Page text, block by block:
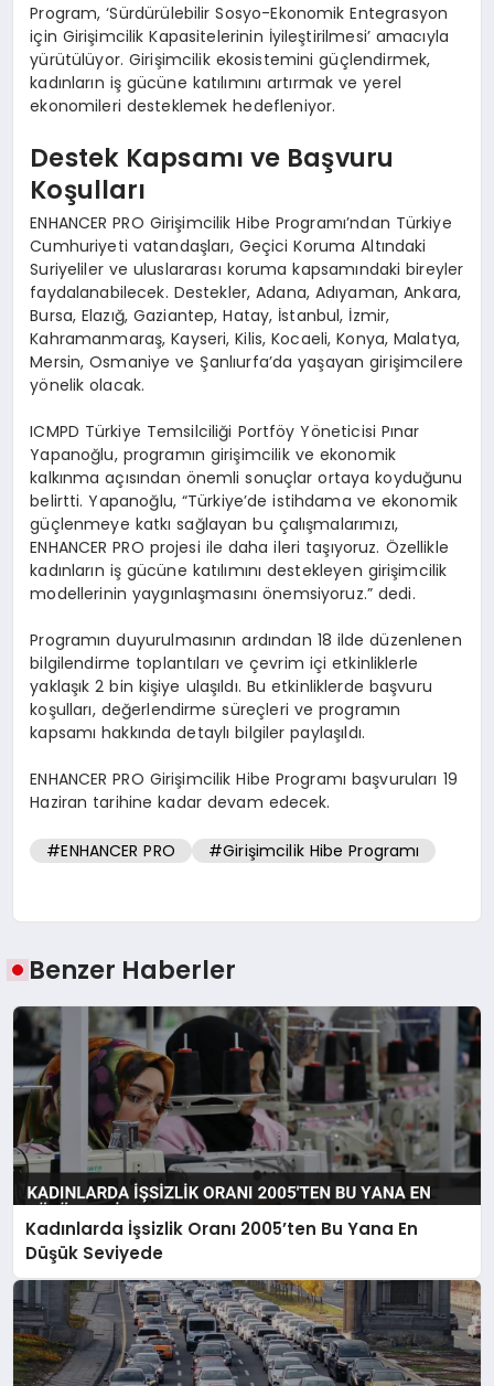
Program, ‘Sürdürülebilir Sosyo-Ekonomik Entegrasyon
için Girişimcilik Kapasitelerinin İyileştirilmesi’ amacıyla
yürütülüyor. Girişimcilik ekosistemini güçlendirmek,
kadınların iş gücüne katılımını artırmak ve yerel
ekonomileri desteklemek hedefleniyor.
Destek Kapsamı ve Başvuru
Koşulları
ENHANCER PRO Girişimcilik Hibe Programı’ndan Türkiye
Cumhuriyeti vatandaşları, Geçici Koruma Altındaki
Suriyeliler ve uluslararası koruma kapsamındaki bireyler
faydalanabilecek. Destekler, Adana, Adıyaman, Ankara,
Bursa, Elazığ, Gaziantep, Hatay, İstanbul, İzmir,
Kahramanmaraş, Kayseri, Kilis, Kocaeli, Konya, Malatya,
Mersin, Osmaniye ve Şanlıurfa’da yaşayan girişimcilere
yönelik olacak.
ICMPD Türkiye Temsilciliği Portföy Yöneticisi Pınar
Yapanoğlu, programın girişimcilik ve ekonomik
kalkınma açısından önemli sonuçlar ortaya koyduğunu
belirtti. Yapanoğlu, “Türkiye’de istihdama ve ekonomik
güçlenmeye katkı sağlayan bu çalışmalarımızı,
ENHANCER PRO projesi ile daha ileri taşıyoruz. Özellikle
kadınların iş gücüne katılımını destekleyen girişimcilik
modellerinin yaygınlaşmasını önemsiyoruz.” dedi.
Programın duyurulmasının ardından 18 ilde düzenlenen
bilgilendirme toplantıları ve çevrim içi etkinliklerle
yaklaşık 2 bin kişiye ulaşıldı. Bu etkinliklerde başvuru
koşulları, değerlendirme süreçleri ve programın
kapsamı hakkında detaylı bilgiler paylaşıldı.
ENHANCER PRO Girişimcilik Hibe Programı başvuruları 19
Haziran tarihine kadar devam edecek.
#ENHANCER PRO #Girişimcilik Hibe Programı
Benzer Haberler
Kadınlarda İşsizlik Oranı 2005’ten Bu Yana En
Düşük Seviyede